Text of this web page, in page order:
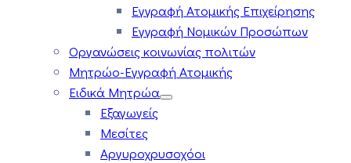
Εγγραφή Ατομικής Επιχείρησης
Εγγραφή Νομικών Προσώπων
Οργανώσεις κοινωνίας πολιτών
Μητρώο-Εγγραφή Ατομικής
Ειδικά Μητρώα
Εξαγωγείς
Μεσίτες
Αργυροχρυσοχόοι